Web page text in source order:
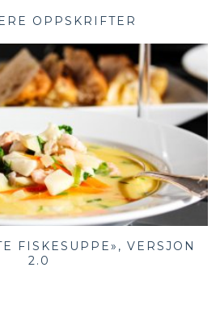
OPPSKRIFTER
FISKESUPPE», VERSJON
2.0